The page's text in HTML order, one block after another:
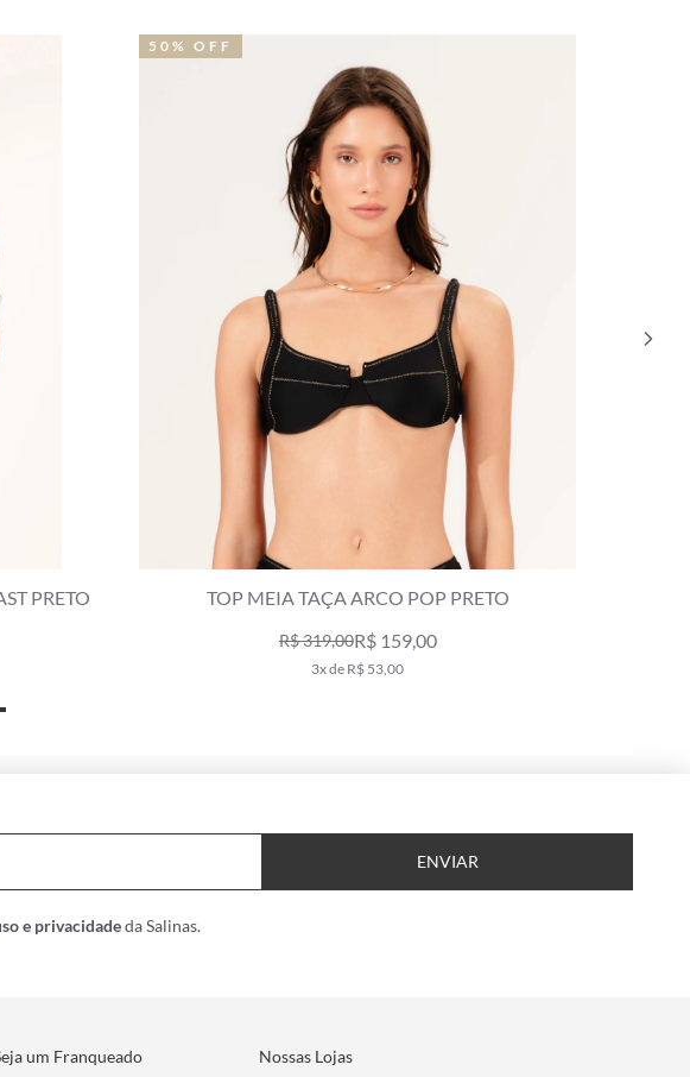
MAIÔ MEIA TAÇA MADONNA CLÁSSICOS PRETO
R$ 598,00
10x de R$ 59,80
ENVIAR
e privacidadeda Salinas.
um Franqueado Nossas Lojas